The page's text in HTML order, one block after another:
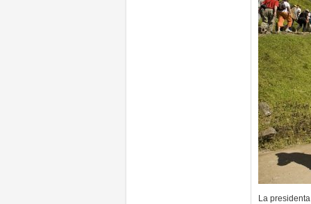
La